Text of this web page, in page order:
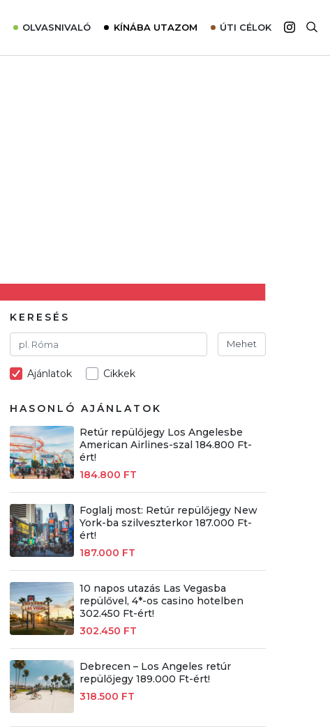
OLVASNIVALÓ KÍNÁBA UTAZOM ÚTI CÉLOK
KERESÉS
Mehet
Ajánlatok Cikkek
HASONLÓ AJÁNLATOK
Retúr repülőjegy Los Angelesbe
American Airlines-szal 184.800 Ft-
ért!
184.800 FT
Foglalj most: Retúr repülőjegy New
York-ba szilveszterkor 187.000 Ft-
ért!
187.000 FT
10 napos utazás Las Vegasba
repülővel, 4*-os casino hotelben
302.450 Ft-ért!
302.450 FT
Debrecen – Los Angeles retúr
repülőjegy 189.000 Ft-ért!
318.500 FT